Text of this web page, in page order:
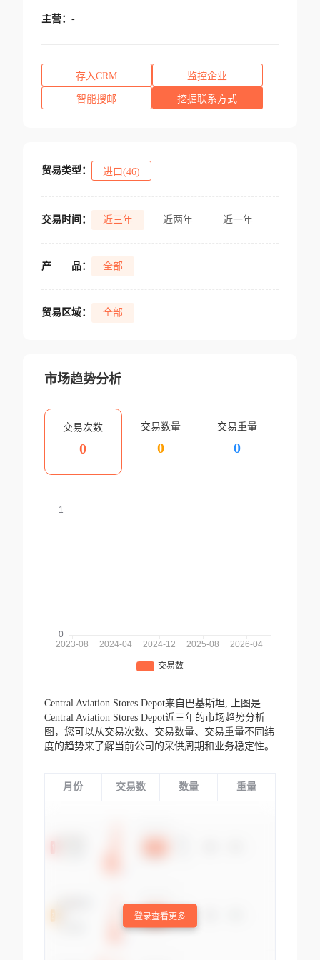
主营： -
存入CRM 监控企业
智能搜邮 挖掘联系方式
贸易类型： 进口(46)
交易时间： 近三年 近两年 近一年
产 品： 全部
贸易区域： 全部
市场趋势分析
交易次数
0
交易数量
0
交易重量
0
Central Aviation Stores Depot来自巴基斯坦,
上图是
Central Aviation Stores Depot近三年的市场趋势分析
图，您可以从交易次数、交易数量、交易重量不同纬
度的趋势来了解当前公司的采供周期和业务稳定性。
月份 交易数 数量 重量
登录查看更多